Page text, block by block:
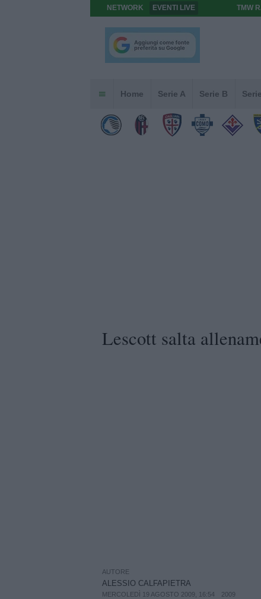
NETWORK EVENTI LIVE TMW
Home Serie A Serie B
Lescott salta
AUTORE
ALESSIO CALFAPIETRA
MERCOLEDÌ 19 AGOSTO 2009, 16:54 2009